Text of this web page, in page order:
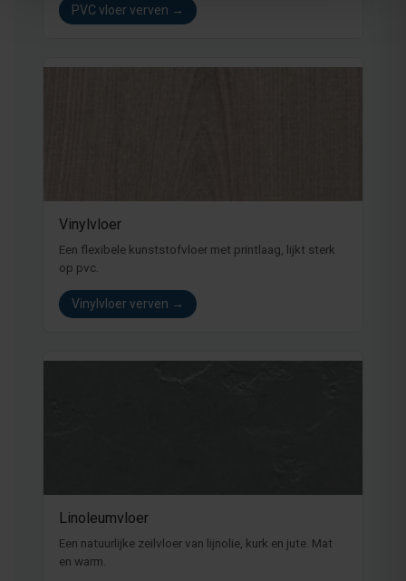
PVC vloer verven →
Vinylvloer
Een flexibele kunststofvloer met printlaag, lijkt sterk
op pvc.
Vinylvloer verven →
Linoleumvloer
Een natuurlijke zeilvloer van lijnolie, kurk en jute. Mat
en warm.